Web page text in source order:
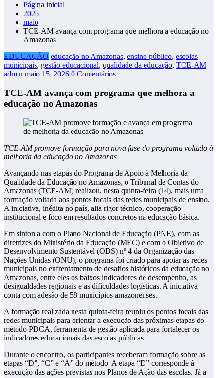
Página inicial
2026
maio
TCE-AM avança com programa que melhora a educação no
Amazonas
EDUCAÇÃO educação no Amazonas, ensino público, escolas
municipais, gestão educacional, qualidade da educação, TCE-AM
admin maio 15, 2026 0 Comentários
TCE-AM avança com programa que melhora a
educação no Amazonas
TCE-AM promove formação para nova fase do programa voltado à
melhoria da educação no Amazonas
Avançando nas etapas do Programa de Apoio à Melhoria da
Qualidade da Educação no Amazonas, o Tribunal de Contas do
Amazonas (TCE-AM) realizou, nesta quinta-feira (14), mais uma
formação voltada aos pontos focais das redes municipais de ensino.
A iniciativa, inédita no país, alia rigor técnico, cooperação
institucional e foco em resultados concretos na educação básica.
Em sintonia com o Plano Nacional de Educação (PNE), com as
diretrizes do Ministério da Educação (MEC) e com o Objetivo de
Desenvolvimento Sustentável (ODS) nº 4 da Organização das
Nações Unidas (ONU), o programa foi criado para apoiar as redes
municipais no enfrentamento de desafios históricos da educação no
Amazonas, entre eles os baixos indicadores de desempenho, as
desigualdades regionais e as dificuldades logísticas. A iniciativa
conta com adesão de 58 municípios amazonenses.
A formação realizada nesta quinta-feira reuniu os pontos focais das
redes municipais para orientar a execução das próximas etapas do
método PDCA, ferramenta de gestão aplicada para fortalecer os
indicadores educacionais das escolas públicas.
Durante o encontro, os participantes receberam formação sobre as
etapas “D”, “C” e “A” do método. A etapa “D” corresponde à
execução das ações previstas nos Planos de Ação das escolas. Já a